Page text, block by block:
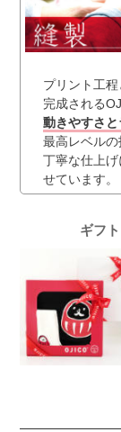
プリント工
完成される
動きやすさ
最高レベルの
丁寧な仕上
せています。
ギフ